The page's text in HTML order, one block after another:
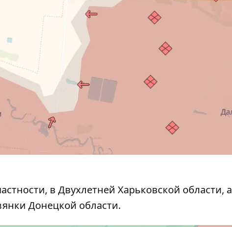
в Двухлетней Харьковской области, а
Донецкой области.